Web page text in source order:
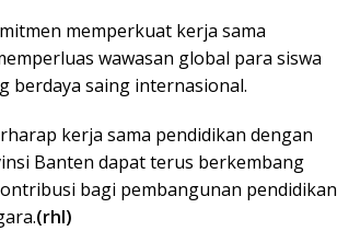
memperkuat kerja sama
wawasan global para siswa
berdaya saing internasional.
kerja sama pendidikan dengan
Banten dapat terus berkembang
bagi pembangunan pendidikan
(rhl)